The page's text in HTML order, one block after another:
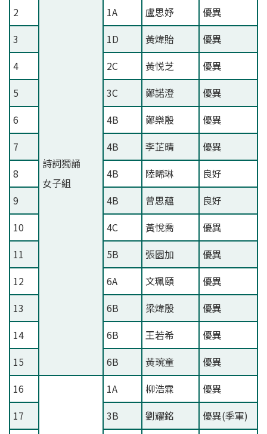
詩詞獨誦
女子組
2
1A 盧思妤
優異
3
1D 黃煒貽
優異
4
2C 黃悦芝
優異
5
3C 鄭諾澄
優異
6
4B 鄭樂殷
優異
7
4B 李芷晴
優異
8
4B 陸晞琳
良好
9
4B 曾思蘊
良好
10
4C 黃悅喬
優異
11
5B 張園加
優異
12
6A 文珮頤
優異
13
6B 梁煒殷
優異
14
6B 王若希
優異
15
6B 黃琬童
優異
16
1A 柳浩霖
優異
17
3B 劉耀銘
優異(季軍)